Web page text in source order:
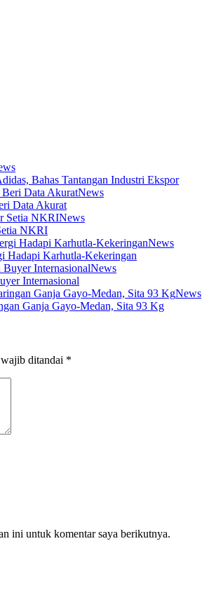
Bahas Tantangan Industri Ekspor
News
Data Akurat
News
NKRI
News
Hadapi Karhutla-Kekeringan
News
Internasional
News
Ganja Gayo-Medan, Sita 93 Kg
ditandai *
ini untuk komentar saya berikutnya.